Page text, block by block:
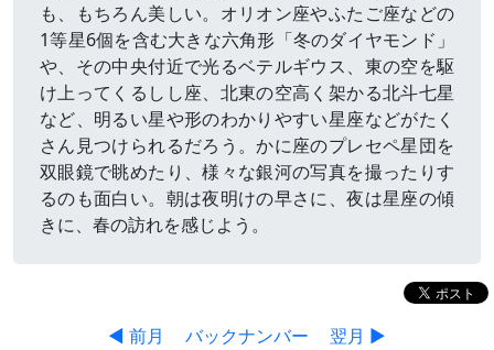
も、もちろん美しい。オリオン座やふたご座などの
1等星6個を含む大きな六角形「冬のダイヤモンド」
や、その中央付近で光るベテルギウス、東の空を駆
け上ってくるしし座、北東の空高く架かる北斗七星
など、明るい星や形のわかりやすい星座などがたく
さん見つけられるだろう。かに座のプレセペ星団を
双眼鏡で眺めたり、様々な銀河の写真を撮ったりす
るのも面白い。朝は夜明けの早さに、夜は星座の傾
きに、春の訪れを感じよう。
◀ 前月 バックナンバー 翌月 ▶